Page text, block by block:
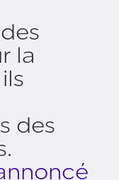
la
des